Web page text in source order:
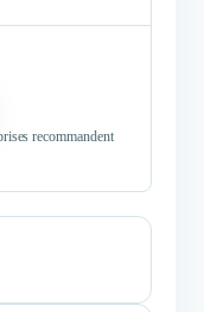
recommandent